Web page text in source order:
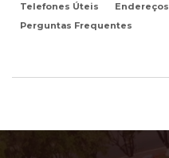
Telefones Úteis Endereços
Perguntas Frequentes